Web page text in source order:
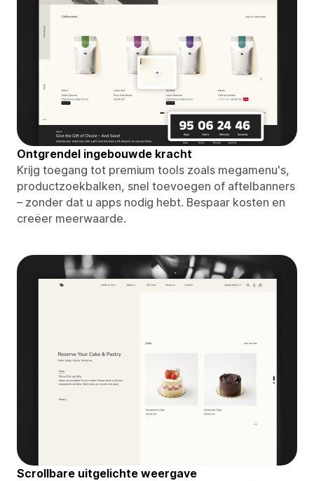
Ontgrendel ingebouwde kracht
Krijg toegang tot premium tools zoals megamenu's,
productzoekbalken, snel toevoegen of aftelbanners
– zonder dat u apps nodig hebt. Bespaar kosten en
creëer meerwaarde.
Scrollbare uitgelichte weergave